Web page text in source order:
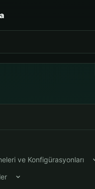
ve Konfigürasyonları